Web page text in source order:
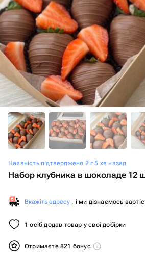
Наявність підтверджено 2 г 5 хв назад
Набор клубника в шоколаде 12
Вкажіть адресу , і ми дізнаємось
1 осіб додав товар у свої добірки
Отримаєте 821 бонус